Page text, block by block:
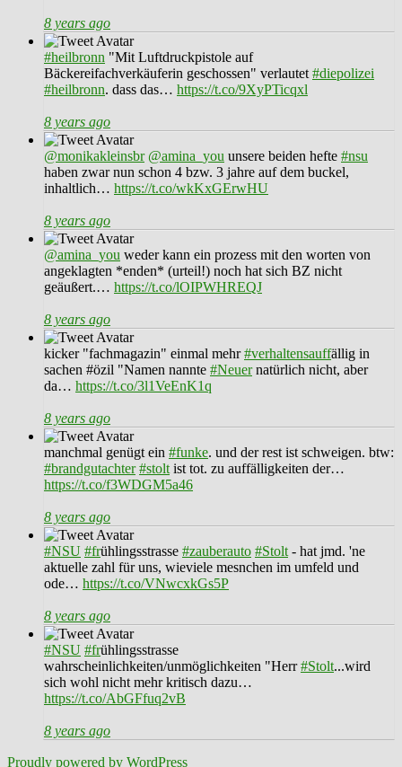
8 years ago
#heilbronn "Mit Luftdruckpistole auf
Bäckereifachverkäuferin geschossen" verlautet #diepolizei
#heilbronn. dass das… https://t.co/9XyPTicqxl
8 years ago
@monikakleinsbr @amina_you unsere beiden hefte #nsu
haben zwar nun schon 4 bzw. 3 jahre auf dem buckel,
inhaltlich… https://t.co/wkKxGErwHU
8 years ago
@amina_you weder kann ein prozess mit den worten von
angeklagten *enden* (urteil!) noch hat sich BZ nicht
geäußert.… https://t.co/lOIPWHREQJ
8 years ago
kicker "fachmagazin" einmal mehr#verhaltensauffällig in
sachen #özil "Namen nannte #Neuernatürlich nicht, aber
da… https://t.co/3l1VeEnK1q
8 years ago
manchmal genügt ein #funke. und der rest ist schweigen. btw:
#brandgutachter #stolt ist tot. zu auffälligkeiten der…
https://t.co/f3WDGM5a46
8 years ago
#NSU #frühlingsstrasse #zauberauto #Stolt - hat jmd. 'ne
aktuelle zahl für uns, wieviele mesnchen im umfeld und
ode… https://t.co/VNwcxkGs5P
8 years ago
#NSU #frühlingsstrasse
wahrscheinlichkeiten/unmöglichkeiten "Herr#Stolt...wird
sich wohl nicht mehr kritisch dazu…
https://t.co/AbGFfuq2vB
8 years ago
Proudly powered by WordPress